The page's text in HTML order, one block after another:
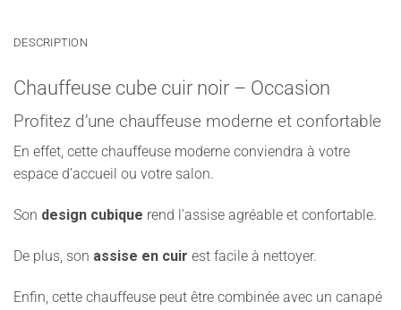
DESCRIPTION
Chauffeuse cube cuir noir – Occasion
Profitez d’une chauffeuse moderne et confortable
En effet, cette chauffeuse moderne conviendra à votre
espace d’accueil ou votre salon.
Son design cubique rend l’assise agréable et confortable.
De plus, son assise en cuir est facile à nettoyer.
Enfin, cette chauffeuse peut être combinée avec un canapé